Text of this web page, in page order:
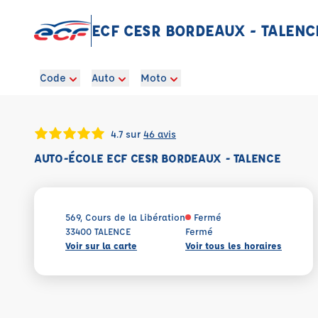
ECF CESR BORDEAUX -
Code Auto Moto
4.7 sur 46 avis
AUTO-ÉCOLE ECF CESR BORDEAUX - TALENCE
569, Cours de la Libération
33400 TALENCE
Voir sur la carte
Fermé
Fermé
Voir tous les horaires